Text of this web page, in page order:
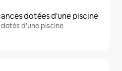
dotées d'une piscine
d'une piscine